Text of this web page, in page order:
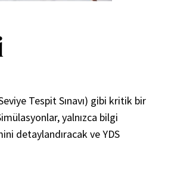
Tespit Sınavı) gibi kritik bir
yalnızca bilgi
detaylandıracak ve YDS